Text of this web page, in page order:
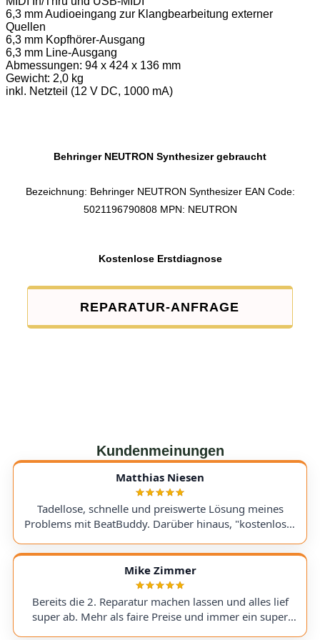
6,3 mm Audioeingang zur Klangbearbeitung externer
Quellen
6,3 mm Kopfhörer-Ausgang
6,3 mm Line-Ausgang
Abmessungen: 94 x 424 x 136 mm
Gewicht: 2,0 kg
inkl. Netzteil (12 V DC, 1000 mA)
Behringer NEUTRON Synthesizer gebraucht
Bezeichnung: Behringer NEUTRON Synthesizer EAN Code:
5021196790808 MPN: NEUTRON
Kostenlose Erstdiagnose
REPARATUR-ANFRAGE
Kundenmeinungen
Matthias Niesen
Tadellose, schnelle und preiswerte Lösung meines
Problems mit BeatBuddy. Darüber hinaus, "kostenloser
bringe. Kommunikation lief hervorragend und die
Rücksendung meines Gerätes ging schnell und
einwandfrei. Ich kann AudioTechniker.de
uneingeschränkt empfehlen. Schön, dass es so etwas
noch gibt! A flawless, fast, and affordable solution to
Mike Zimmer
Bereits die 2. Reparatur machen lassen und alles lief
super ab. Mehr als faire Preise und immer ein super